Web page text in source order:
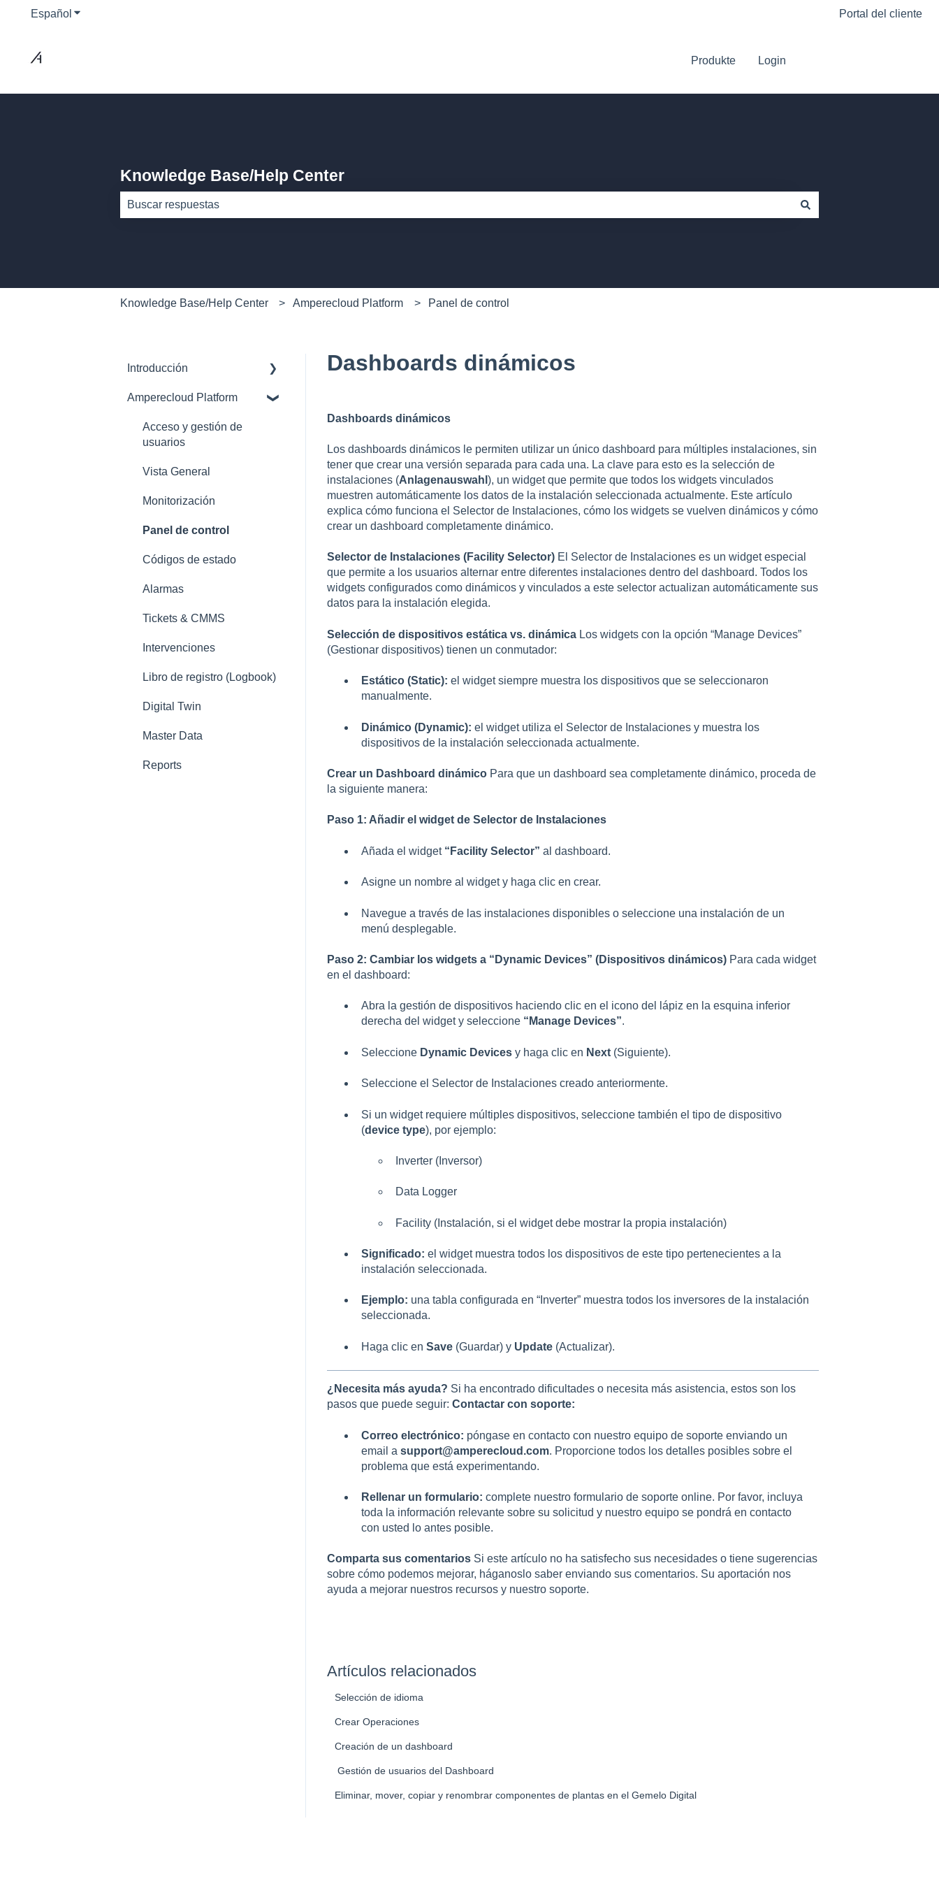
Español Traducciones de Mostrar submenú de Portal del cliente
Produkte Login
Knowledge Base/Help Center
Knowledge Base/Help Center Amperecloud Platform Panel de control
Dashboards dinámicos
Dashboards dinámicos
Los dashboards dinámicos le permiten utilizar un único dashboard para múltiples instalaciones, sin
tener que crear una versión separada para cada una. La clave para esto es la selección de
instalaciones (Anlagenauswahl ), un widget que permite que todos los widgets vinculados
muestren automáticamente los datos de la instalación seleccionada actualmente. Este artículo
explica cómo funciona el Selector de Instalaciones, cómo los widgets se vuelven dinámicos y cómo
crear un dashboard completamente dinámico.
Selector de Instalaciones (Facility Selector)El Selector de Instalaciones es un widget especial
que permite a los usuarios alternar entre diferentes instalaciones dentro del dashboard. Todos los
widgets configurados como dinámicos y vinculados a este selector actualizan automáticamente sus
datos para la instalación elegida.
Selección de dispositivos estática vs. dinámicaLos widgets con la opción “Manage Devices”
(Gestionar dispositivos) tienen un conmutador:
Estático (Static): el widget siempre muestra los dispositivos que se seleccionaron
manualmente.
Dinámico (Dynamic): el widget utiliza el Selector de Instalaciones y muestra los
dispositivos de la instalación seleccionada actualmente.
Crear un Dashboard dinámicoPara que un dashboard sea completamente dinámico, proceda de
la siguiente manera:
Paso 1: Añadir el widget de Selector de Instalaciones
Añada el widget “Facility Selector” al dashboard.
Asigne un nombre al widget y haga clic en crear.
Navegue a través de las instalaciones disponibles o seleccione una instalación de un
menú desplegable.
Paso 2: Cambiar los widgets a “Dynamic Devices” (Dispositivos dinámicos)Para cada widget
en el dashboard:
Abra la gestión de dispositivos haciendo clic en el icono del lápiz en la esquina inferior
derecha del widget y seleccione “Manage Devices”.
Seleccione Dynamic Devicesy haga clic en Next(Siguiente).
Seleccione el Selector de Instalaciones creado anteriormente.
Si un widget requiere múltiples dispositivos, seleccione también el tipo de dispositivo
(device type), por ejemplo:
Inverter (Inversor)
Data Logger
Facility (Instalación, si el widget debe mostrar la propia instalación)
Significado: el widget muestra todos los dispositivos de este tipo pertenecientes a la
instalación seleccionada.
Ejemplo: una tabla configurada en “Inverter” muestra todos los inversores de la instalación
seleccionada.
Haga clic en Save(Guardar) y Update(Actualizar).
¿Necesita más ayuda? Si ha encontrado dificultades o necesita más asistencia, estos son los
pasos que puede seguir: Contactar con soporte:
Correo electrónico: póngase en contacto con nuestro equipo de soporte enviando un
email a support@amperecloud.com. Proporcione todos los detalles posibles sobre el
problema que está experimentando.
Rellenar un formulario: complete nuestro formulario de soporte online. Por favor, incluya
toda la información relevante sobre su solicitud y nuestro equipo se pondrá en contacto
con usted lo antes posible.
Comparta sus comentariosSi este artículo no ha satisfecho sus necesidades o tiene sugerencias
sobre cómo podemos mejorar, háganoslo saber enviando sus comentarios. Su aportación nos
ayuda a mejorar nuestros recursos y nuestro soporte.
Artículos relacionados
Selección de idioma
Crear Operaciones
Creación de un dashboard
Gestión de usuarios del Dashboard
Eliminar, mover, copiar y renombrar componentes de plantas en el Gemelo Digital
Introducción
Amperecloud Platform –
Plataforma Amperecloud:
flujos de trabajo
Asistencia
Amperecloud Platform
Acceso y gestión de
usuarios
Vista General
Monitorización
Panel de control
Códigos de estado
Alarmas
Tickets & CMMS
Intervenciones
Libro de registro (Logbook)
Digital Twin
Master Data
Reports